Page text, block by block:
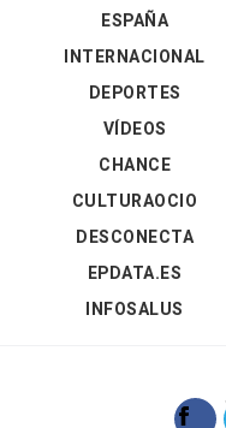
ESPAÑA
INTERNACIONAL
DEPORTES
VÍDEOS
CHANCE
CULTURAOCIO
DESCONECTA
EPDATA.ES
INFOSALUS